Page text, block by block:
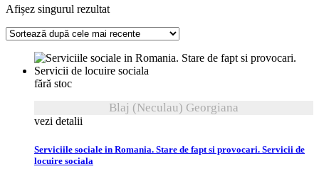
Afișez singurul rezultat
fără stoc
Blaj (Neculau) Georgiana
vezi detalii
Serviciile sociale in Romania. Stare de fapt si provocari. Servicii de
locuire sociala